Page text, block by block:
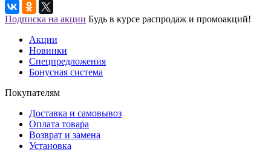
Подписка на акции Будь в курсе распродаж и промоакций!
Акции
Новинки
Спецпредложения
Бонусная система
Покупателям
Доставка и самовывоз
Оплата товара
Возврат и замена
Установка